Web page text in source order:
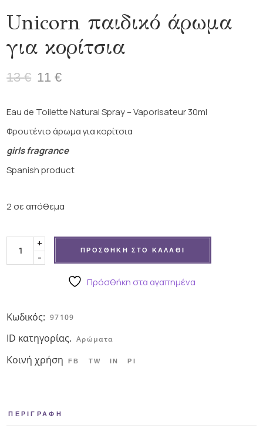
Unicorn παιδικό άρωμα
για κορίτσια
13€
Original
was:
11€
Η
τιμή
11 €.
Eau de Toilette Natural Spray – Vaporisateur 30ml
Φρουτένιο άρωμα για κορίτσια
girls fragrance
Spanish product
2 σε απόθεμα
Unicorn παιδικό άρωμα για κορίτσια ποσότητα
-
+
ΠΡΟΣΘΉΚΗ ΣΤΟ ΚΑΛΆΘΙ
Πρόσθήκη στα αγαπημένα
Κωδικός: 97109
ID κατηγορίας. Αρώματα
Κοινή χρήση FB TW IN PI
ΠΕΡΙΓΡΑΦΉ